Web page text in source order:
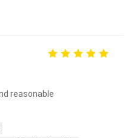
reasonable